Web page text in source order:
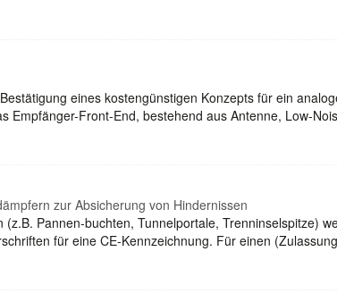
eines kostengünstigen Konzepts für ein
Empfänger-Front-End, bestehend aus Antenne, Low-
zur Absicherung von Hindernissen
Pannen-buchten, Tunnelportale, Trenninselspitze)
für eine CE-Kennzeichnung. Für einen